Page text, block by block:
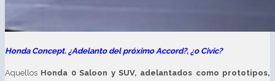
Honda Concept. ¿Adelanto del próximo Accord?, ¿o Civic?
Aquellos Honda 0 Saloon y SUV, adelantados como prototipos,